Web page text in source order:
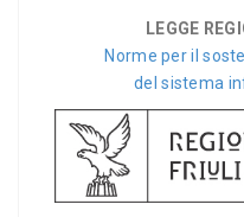
LEGGE
Norme per il
del sistema